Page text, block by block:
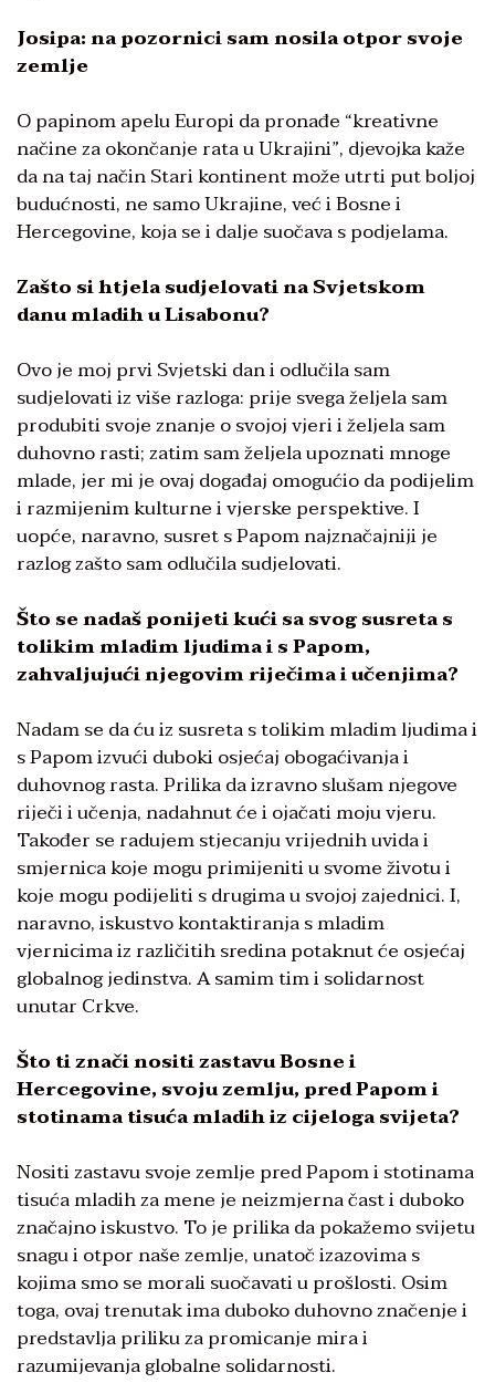
Josipa: na pozornici sam nosila otpor svoje
zemlje
O papinom apelu Europi da pronađe “kreativne
načine za okončanje rata u Ukrajini”, djevojka kaže
da na taj način Stari kontinent može utrti put boljoj
budućnosti, ne samo Ukrajine, već i Bosne i
Hercegovine, koja se i dalje suočava s podjelama.
Zašto si htjela sudjelovati na Svjetskom
danu mladih u Lisabonu?
Ovo je moj prvi Svjetski dan i odlučila sam
sudjelovati iz više razloga: prije svega željela sam
produbiti svoje znanje o svojoj vjeri i željela sam
duhovno rasti; zatim sam željela upoznati mnoge
mlade, jer mi je ovaj događaj omogućio da podijelim
i razmijenim kulturne i vjerske perspektive. I
uopće, naravno, susret s Papom najznačajniji je
razlog zašto sam odlučila sudjelovati.
Što se nadaš ponijeti kući sa svog susreta s
tolikim mladim ljudima i s Papom,
zahvaljujući njegovim riječima i učenjima?
Nadam se da ću iz susreta s tolikim mladim ljudima i
s Papom izvući duboki osjećaj obogaćivanja i
duhovnog rasta. Prilika da izravno slušam njegove
riječi i učenja, nadahnut će i ojačati moju vjeru.
Također se radujem stjecanju vrijednih uvida i
smjernica koje mogu primijeniti u svome životu i
koje mogu podijeliti s drugima u svojoj zajednici. I,
naravno, iskustvo kontaktiranja s mladim
vjernicima iz različitih sredina potaknut će osjećaj
globalnog jedinstva. A samim tim i solidarnost
unutar Crkve.
Što ti znači nositi zastavu Bosne i
Hercegovine, svoju zemlju, pred Papom i
stotinama tisuća mladih iz cijeloga svijeta?
Nositi zastavu svoje zemlje pred Papom i stotinama
tisuća mladih za mene je neizmjerna čast i duboko
značajno iskustvo. To je prilika da pokažemo svijetu
snagu i otpor naše zemlje, unatoč izazovima s
kojima smo se morali suočavati u prošlosti. Osim
toga, ovaj trenutak ima duboko duhovno značenje i
predstavlja priliku za promicanje mira i
razumijevanja globalne solidarnosti.